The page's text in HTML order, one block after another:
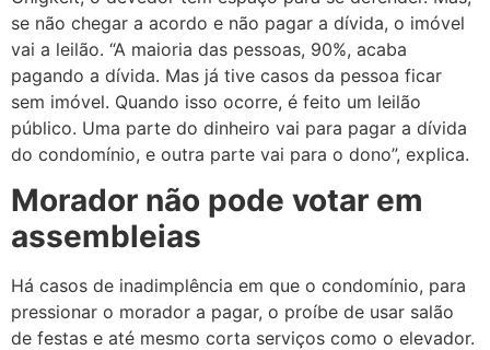
se não chegar a acordo e não pagar a dívida, o imóvel
vai a leilão. “A maioria das pessoas, 90%, acaba
pagando a dívida. Mas já tive casos da pessoa ficar
sem imóvel. Quando isso ocorre, é feito um leilão
público. Uma parte do dinheiro vai para pagar a dívida
do condomínio, e outra parte vai para o dono”, explica.
Morador não pode votar em
assembleias
Há casos de inadimplência em que o condomínio, para
pressionar o morador a pagar, o proíbe de usar salão
de festas e até mesmo corta serviços como o elevador.